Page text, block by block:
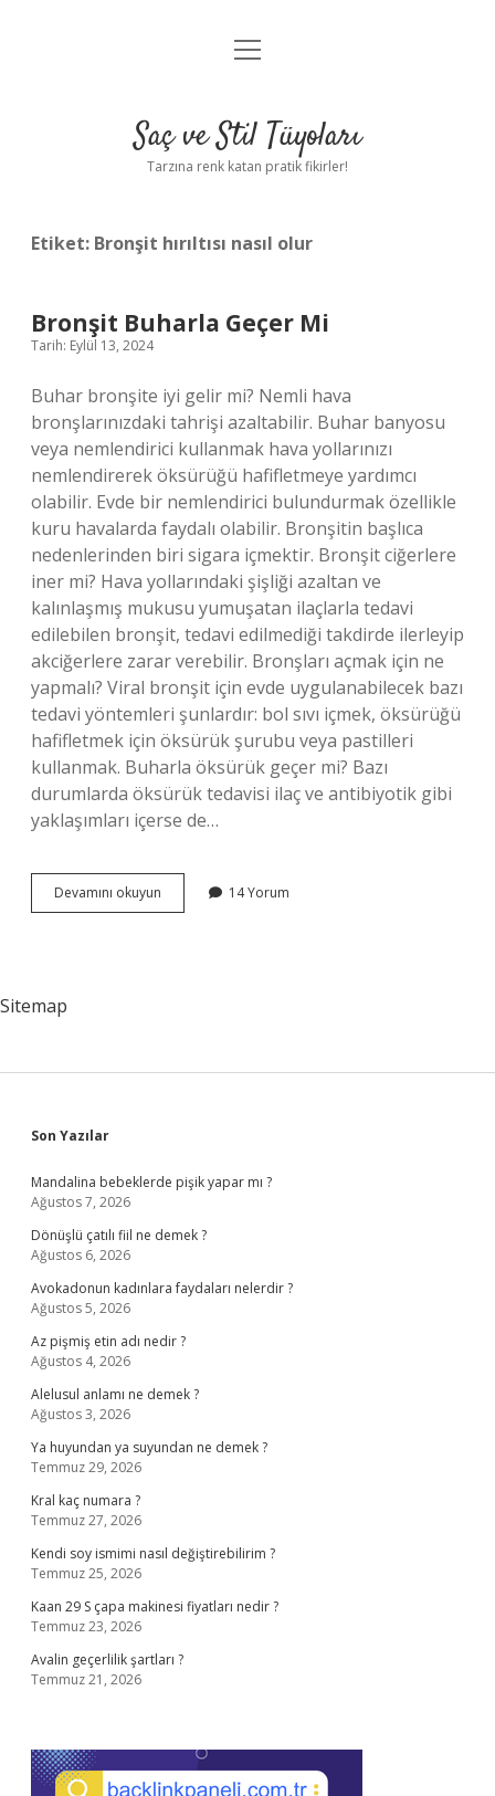
Anasayfa
Yasal Uyarı
menüyü
Saç ve Stil Tüyoları
Tarzına renk katan pratik fikirler!
Etiket: Bronşit hırıltısı nasıl olur
Bronşit Buharla Geçer Mi
Tarih: Eylül 13, 2024
Buhar bronşite iyi gelir mi? Nemli hava
bronşlarınızdaki tahrişi azaltabilir. Buhar banyosu
veya nemlendirici kullanmak hava yollarınızı
nemlendirerek öksürüğü hafifletmeye yardımcı
olabilir. Evde bir nemlendirici bulundurmak özellikle
kuru havalarda faydalı olabilir. Bronşitin başlıca
nedenlerinden biri sigara içmektir. Bronşit ciğerlere
iner mi? Hava yollarındaki şişliği azaltan ve
kalınlaşmış mukusu yumuşatan ilaçlarla tedavi
edilebilen bronşit, tedavi edilmediği takdirde ilerleyip
akciğerlere zarar verebilir. Bronşları açmak için ne
yapmalı? Viral bronşit için evde uygulanabilecek bazı
tedavi yöntemleri şunlardır: bol sıvı içmek, öksürüğü
hafifletmek için öksürük şurubu veya pastilleri
kullanmak. Buharla öksürük geçer mi? Bazı
durumlarda öksürük tedavisi ilaç ve antibiyotik gibi
yaklaşımları içerse de…
Devamını okuyun
Buharla
14 Yorum
Sitemap
Sidebar
Son Yazılar
Mandalina bebeklerde pişik yapar mı ?
Ağustos 7, 2026
Dönüşlü çatılı fiil ne demek ?
Ağustos 6, 2026
Avokadonun kadınlara faydaları nelerdir ?
Ağustos 5, 2026
Az pişmiş etin adı nedir ?
Ağustos 4, 2026
Alelusul anlamı ne demek ?
Ağustos 3, 2026
Ya huyundan ya suyundan ne demek ?
Temmuz 29, 2026
Kral kaç numara ?
Temmuz 27, 2026
Kendi soy ismimi nasıl değiştirebilirim ?
Temmuz 25, 2026
Kaan 29 S çapa makinesi fiyatları nedir ?
Temmuz 23, 2026
Avalin geçerlilik şartları ?
Temmuz 21, 2026